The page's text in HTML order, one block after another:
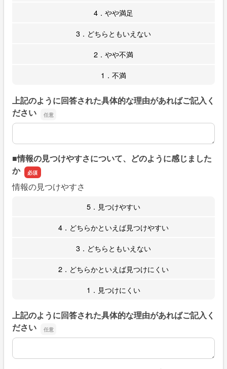
4．やや満足
3．どちらともいえない
2．やや不満
1．不満
上記のように回答された具体的な理由があればご記入く
ださい
上記のように回答された具体的な理由があればご記入くだ
■情報の見つけやすさについて、どのように感じました
か
情報の見つけやすさ
5．見つけやすい
4．どちらかといえば見つけやすい
3．どちらともいえない
2．どちらかといえば見つけにくい
1．見つけにくい
上記のように回答された具体的な理由があればご記入く
ださい
上記のように回答された具体的な理由があればご記入くだ